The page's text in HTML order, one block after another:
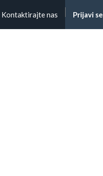
Kontaktirajte nas Prijavi se